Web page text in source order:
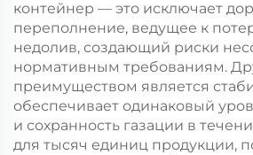
контейнер — это исключает
переполнение, ведущее к
недолив, создающий риски
нормативным требованиям.
преимуществом является
обеспечивает одинаковый
и сохранность газации в
для тысяч единиц продукции,